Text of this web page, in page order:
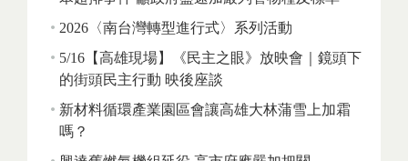
2026〈南台灣轉型進行式〉系列活動
5/16【高雄現場】《民主之眼》放映會｜鏡頭下
的街頭民主行動 映後座談
新材料循環產業園區會讓高雄大林蒲雪上加霜
嗎？